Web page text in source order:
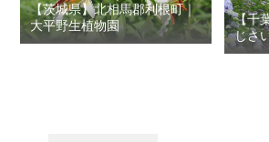
【茨城県】北相馬郡利根町｜
大平野生植物園
【千
じさ